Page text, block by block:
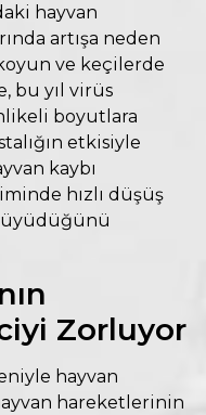
hayvan
artışa neden
ve keçilerde
bu yıl virüs
boyutlara
etkisiyle
kaybı
hızlı düşüş
Zorluyor
hayvan
hareketlerinin